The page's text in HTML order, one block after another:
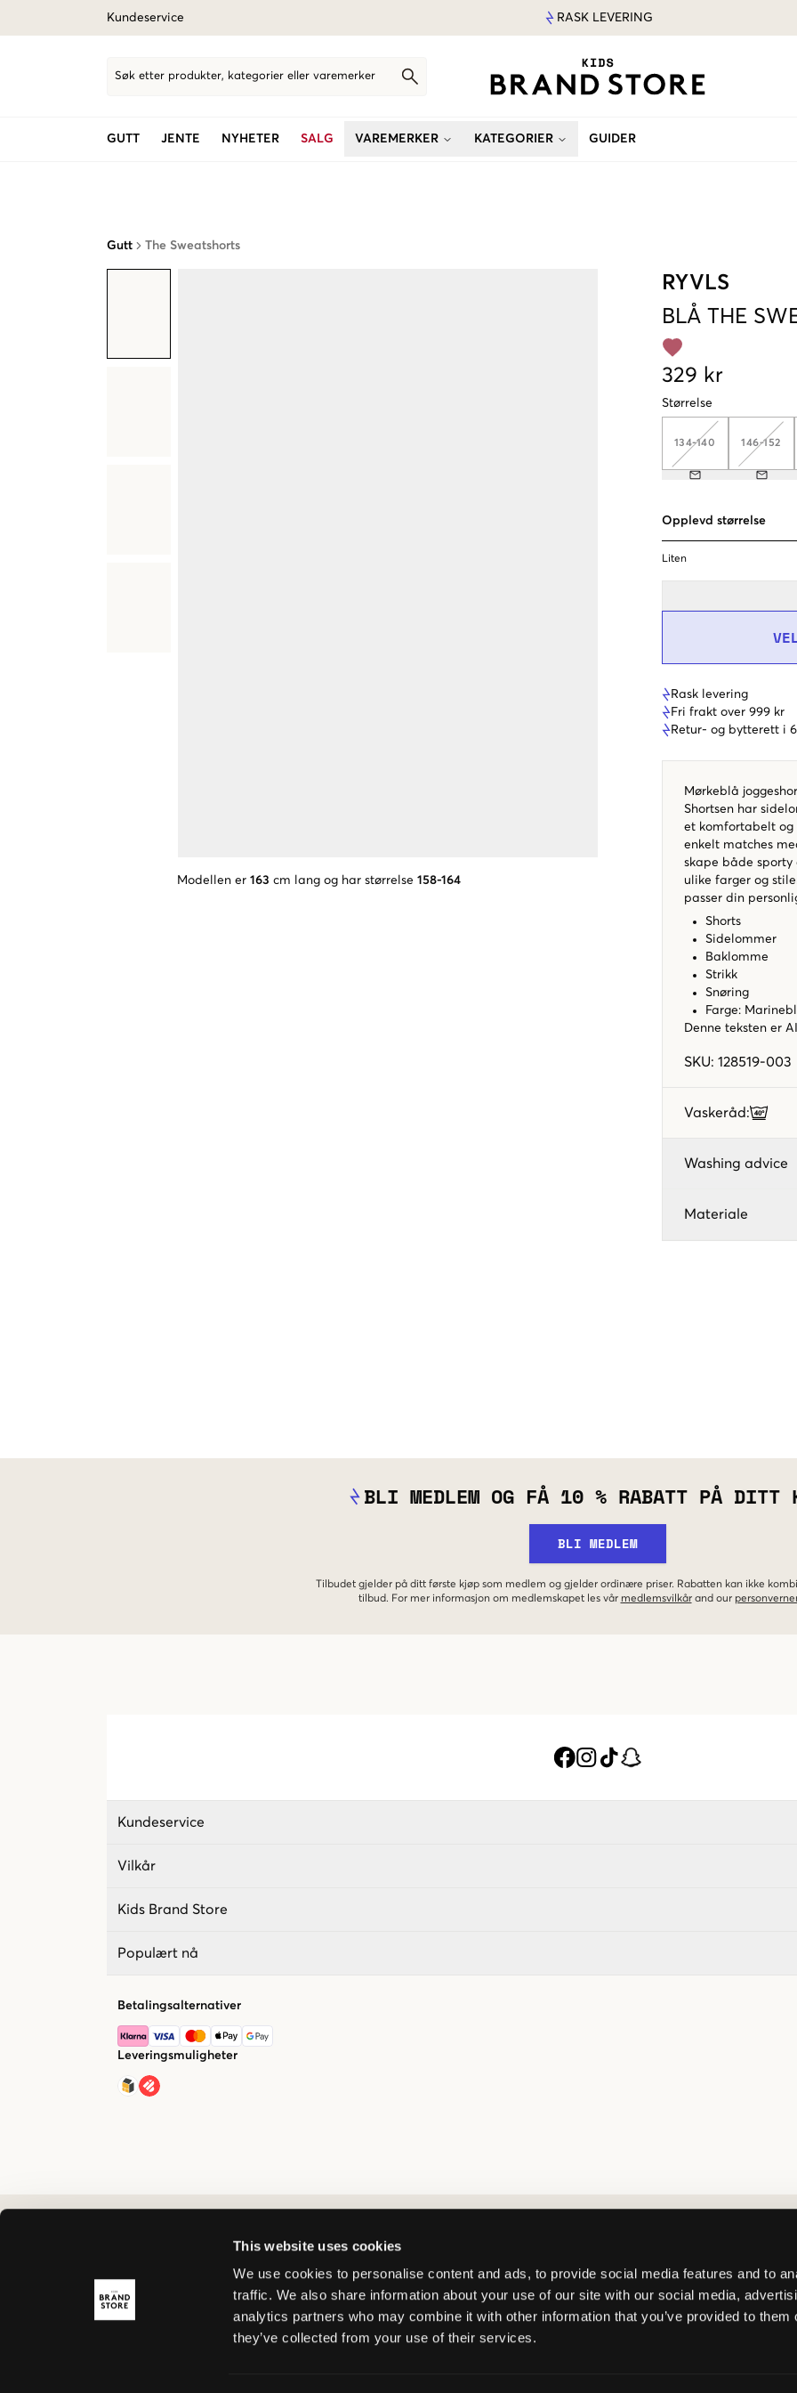
This website uses cookies
We use cookies to personalise content and ads, to provide social media features and to
traffic. We also share information about your use of our site with our social media,
analytics partners who may combine it with other information that you’ve provided to them
they’ve collected from your use of their services.
Kundeservice RASK LEVERING
Søk etter produkter, kategorier eller varemerker
GUTT JENTE NYHETER SALG VAREMERKER KATEGORIER GUIDER
Gutt The Sweatshorts
Modellen er 163 cm lang og har størrelse 158-164
RYVLS
BLÅ THE
329 kr
Størrelse
134-140 146-152
Opplevd størrelse
Liten
Rask levering
Fri frakt over 999 kr
Retur- og bytterett i
Mørkeblå
Shortsen har
et komfortabelt og
enkelt matches
skape både sporty
ulike farger og
passer din
Shorts
Sidelommer
Baklomme
Strikk
Snøring
Farge:
Denne teksten er
SKU: 128519-003
Vaskeråd:
Washing advice
Materiale
BLI MEDLEM OG FÅ 10 % RABATT PÅ DITT
BLI MEDLEM
Tilbudet gjelder på ditt første kjøp som medlem og gjelder ordinære priser. Rabatten kan ikke
tilbud. For mer informasjon om medlemskapet les vår medlemsvilkår and our
Kundeservice
Vilkår
Kids Brand Store
Populært nå
Betalingsalternativer
Leveringsmuligheter